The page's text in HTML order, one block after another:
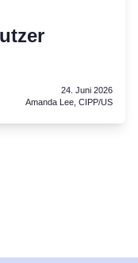
24. Juni 2026
Amanda Lee, CIPP/US